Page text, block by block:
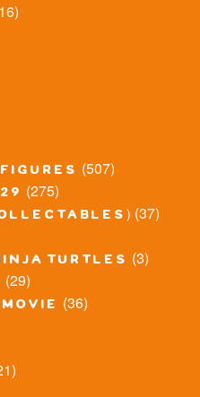
(507)
(275)
(37)
turtles (3)
(29)
(36)